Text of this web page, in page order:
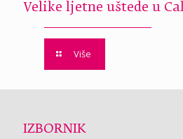
Velike ljetne uštede u
Više
IZBORNIK